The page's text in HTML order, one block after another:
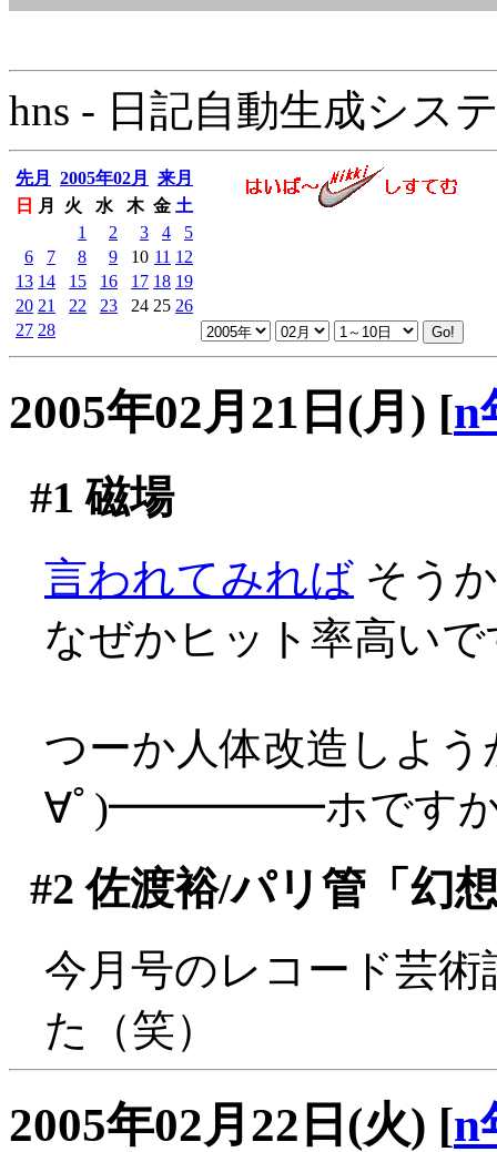
hns - 日記自動生成シス
先月 2005年02月
来月
日
月 火 水 木 金 土
1
2 3 4
5
6
7 8 9 10 11 12
13 14 15 16 17 18 19
20 21 22 23 24 25 26
27 28
2005年02月21日(月) [n
#1 磁場
言われてみれば そう
なぜかヒット率高い
つーか人体改造し
∀ﾟ)━━━━━ホですか
#2 佐渡裕/パリ管「幻
今月号のレコード芸
た（笑）
2005年02月22日(火) [n